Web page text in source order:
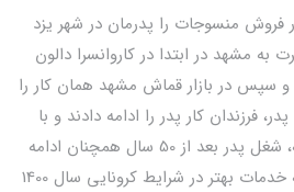
کار فروش منسوجات را پدرمان در شهر یزد
به مشهد در ابتدا در کاروانسرا دالون
و سپس در بازار قماش مشهد همان کار را
فرزندان کار پدر را ادامه دادند و با
فروش انواع روفرشی و حوله، شغل پدر بعد از 50 سال همچنان ادامه
دارد. حال فرزندان برای ارائه خدمات بهتر در شرایط کرونایی سال 1400